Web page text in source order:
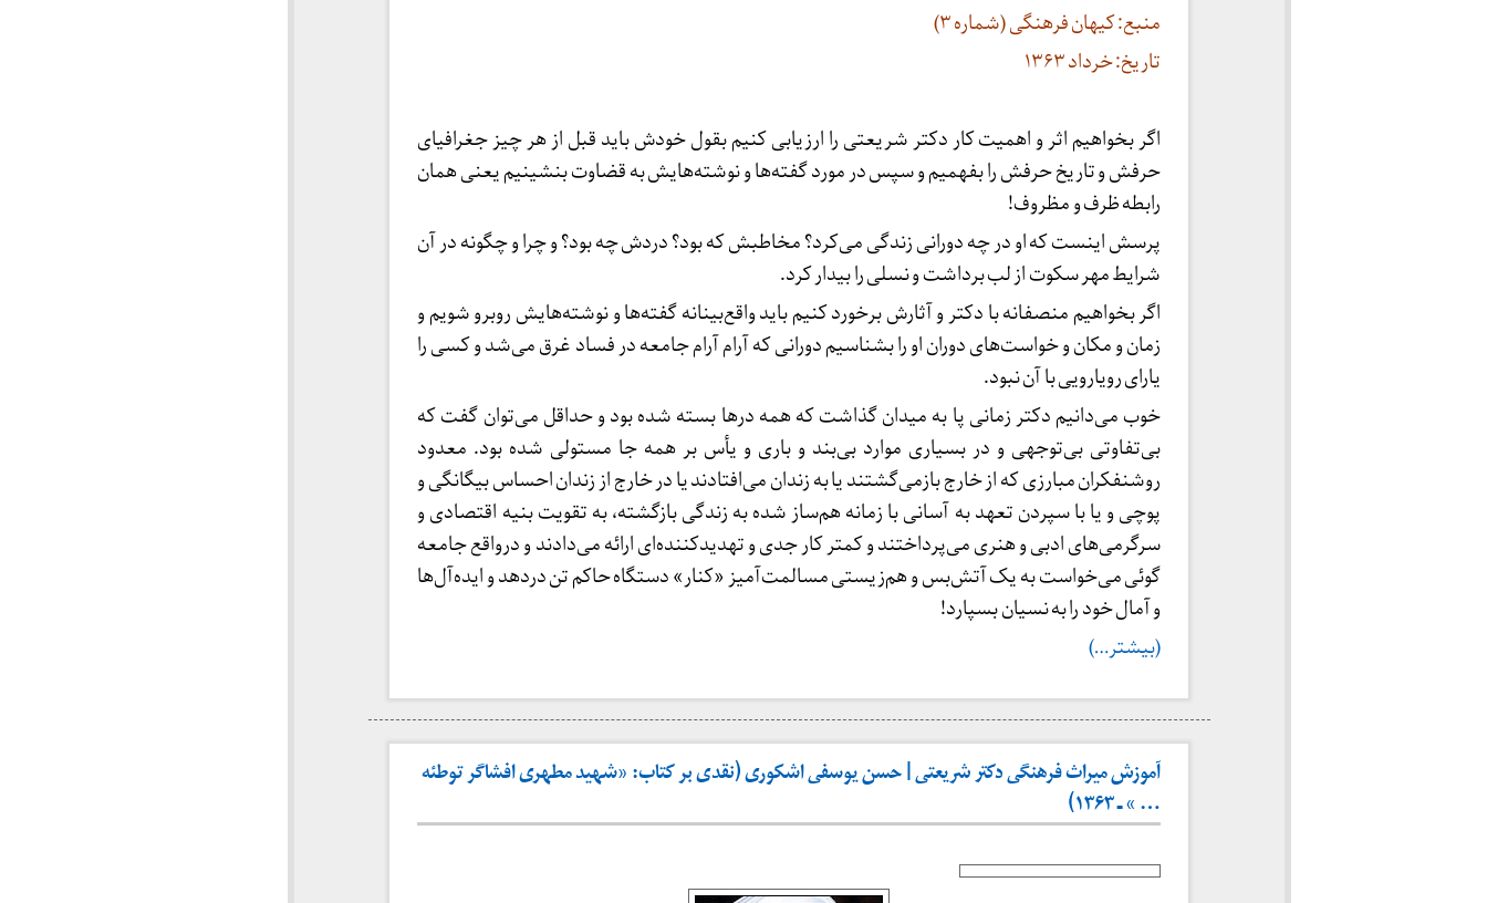
منبع: کیهان فرهنگی (شماره ۳)
تاریخ: خرداد ۱۳۶۳
اگر بخواهیم اثر و اهمیت کار دکتر شریعتی را ارزیابی کنیم بقول خودش باید قبل از هر چیز جغرافیای
حرفش و تاریخ حرفش را بفهمیم و سپس در مورد گفته‌ها و نوشته‌هایش به قضاوت بنشینیم یعنی همان
رابطه ظرف و مظروف!
پرسش اینست که او در چه دورانی زندگی می‌کرد؟ مخاطبش که بود؟ دردش چه بود؟ و چرا و چگونه در آن
شرایط مهر سکوت از لب برداشت و نسلی را بیدار کرد.
اگر بخواهیم منصفانه با دکتر و آثارش برخورد کنیم باید واقع‌بینانه گفته‌ها و نوشته‌هایش روبرو شویم و
زمان و مکان و خواست‌های دوران او را بشناسیم دورانی که آرام آرام جامعه در فساد غرق می‌شد و کسی را
یارای رویارویی با آن نبود.
خوب می‌دانیم دکتر زمانی پا به میدان گذاشت که همه درها بسته شده بود و حداقل می‌توان گفت که
بی‌تفاوتی بی‌توجهی و در بسیاری موارد بی‌بند و باری و یأس بر همه جا مستولی شده بود. معدود
روشنفکران مبارزی که از خارج بازمی‌گشتند یا به زندان می‌افتادند یا در خارج از زندان احساس بیگانگی و
پوچی و یا با سپردن تعهد به آسانی با زمانه هم‌ساز شده به زندگی بازگشته، به تقویت بنیه اقتصادی و
سرگرمی‌های ادبی و هنری می‌پرداختند و کمتر کار جدی و تهدیدکننده‌ای ارائه می‌دادند و درواقع جامعه
گوئی می‌خواست به یک آتش‌بس و هم‌زیستی مسالمت‌آمیز «کنار» دستگاه حاکم تن دردهد و ایده‌آل‌ها
و آمال خود را به نسیان بسپارد!
(بیشتر…)
آموزش میراث فرهنگی دکتر شریعتی | حسن یوسفی اشکوری (نقدی بر کتاب: «شهید مطهری افشاگر توطئه
… » ـ ۱۳۶۳)